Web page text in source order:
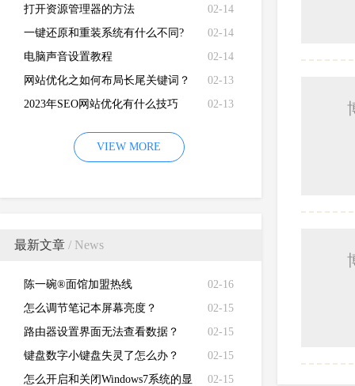
02-14
打开资源管理器的方法
02-14
一键还原和重装系统有什么不同?
02-14
电脑声音设置教程
02-13
网站优化之如何布局长尾关键词？
02-13
2023年SEO网站优化有什么技巧
VIEW MORE
最新文章 / News
02-16
陈一碗®面馆加盟热线
02-15
怎么调节笔记本屏幕亮度？
02-15
路由器设置界面无法查看数据？
02-15
键盘数字小键盘失灵了怎么办？
02-15
怎么开启和关闭Windows7系统的显